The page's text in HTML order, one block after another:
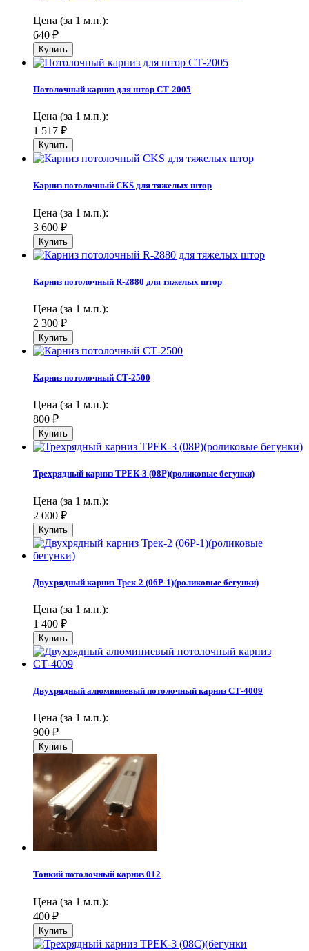
Цена (за 1 м.п.):
640 ₽
Потолочный карниз для штор СТ-2005
Цена (за 1 м.п.):
1 517 ₽
Карниз потолочный CKS для тяжелых штор
Цена (за 1 м.п.):
3 600 ₽
Карниз потолочный R-2880 для тяжелых штор
Цена (за 1 м.п.):
2 300 ₽
Карниз потолочный СТ-2500
Цена (за 1 м.п.):
800 ₽
Трехрядный карниз ТРЕК-3 (08Р)(роликовые бегунки)
Цена (за 1 м.п.):
2 000 ₽
Двухрядный карниз Трек-2 (06Р-1)(роликовые бегунки)
Цена (за 1 м.п.):
1 400 ₽
Двухрядный алюминиевый потолочный карниз СТ-4009
Цена (за 1 м.п.):
900 ₽
Тонкий потолочный карниз 012
Цена (за 1 м.п.):
400 ₽